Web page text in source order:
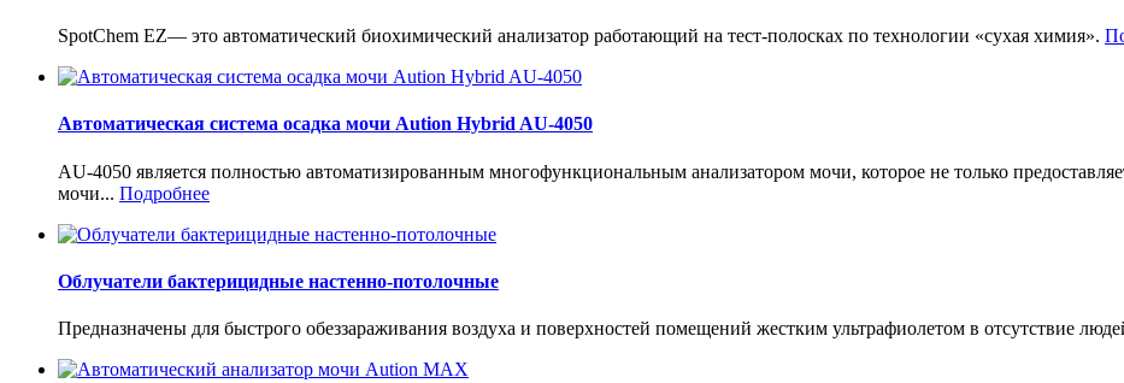
SpotChem EZ— это автоматический биохимический анализатор работающий на тест-полосках по технологии «сухая химия».
Автоматическая система осадка мочи Aution Hybrid AU-4050
AU-4050 является полностью автоматизированным многофункциональным анализатором мочи, которое не только
мочи... Подробнее
Облучатели бактерицидные настенно-потолочные
Предназначены для быстрого обеззараживания воздуха и поверхностей помещений жестким ультрафиолетом в отсутствие